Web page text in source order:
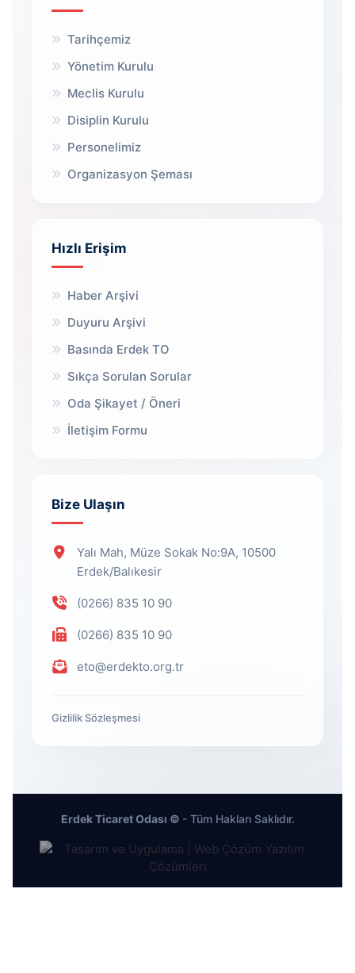
Tarihçemiz
Yönetim Kurulu
Meclis Kurulu
Disiplin Kurulu
Personelimiz
Organizasyon Şeması
Hızlı Erişim
Haber Arşivi
Duyuru Arşivi
Basında Erdek TO
Sıkça Sorulan Sorular
Oda Şikayet / Öneri
İletişim Formu
Bize Ulaşın
Yalı Mah, Müze Sokak No:9A, 10500
Erdek/Balıkesir
(0266) 835 10 90
(0266) 835 10 90
eto@erdekto.org.tr
Gizlilik Sözleşmesi
Erdek Ticaret Odası © - Tüm Hakları Saklıdır.